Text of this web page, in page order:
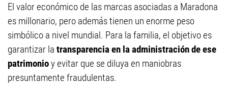
El valor económico de las marcas asociadas a Maradona
es millonario, pero además tienen un enorme peso
simbólico a nivel mundial. Para la familia, el objetivo es
garantizar la transparencia en la administración de ese
patrimonioy evitar que se diluya en maniobras
presuntamente fraudulentas.